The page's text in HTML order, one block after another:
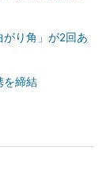
り角」が2回あ
を締結